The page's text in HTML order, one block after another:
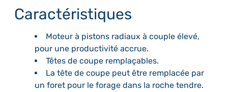
Caractéristiques
Moteur à pistons radiaux à couple élevé,
pour une productivité accrue.
Têtes de coupe remplaçables.
La tête de coupe peut être remplacée par
un foret pour le forage dans la roche tendre.